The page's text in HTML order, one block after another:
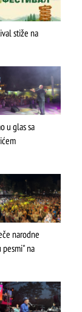
stiže na
u glas sa
narodne
pesmi" na